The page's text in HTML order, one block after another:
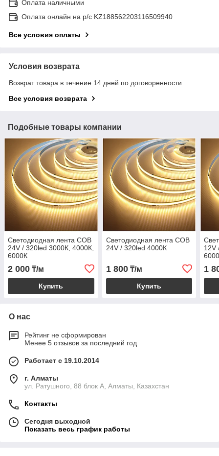
Оплата наличными
Оплата онлайн на р/с KZ188562203116509940
Все условия оплаты
Условия возврата
Возврат товара в течение 14 дней по договоренности
Все условия возврата
Подобные товары компании
Светодиодная лента COB
24V / 320led 3000К, 4000К,
6000К
2 000 ₸/м
Купить
Светодиодная лента COB
24V / 320led 4000К
1 800₸/м
Купить
12V
1
О нас
Рейтинг не сформирован
Менее 5 отзывов за последний год
Работает с 19.10.2014
г. Алматы
ул. Ратушного, 88 блок A, Алматы, Казахстан
Контакты
Сегодня выходной
Показать весь график работы